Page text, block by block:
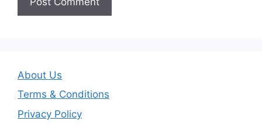
About Us
Terms & Conditions
Privacy Policy